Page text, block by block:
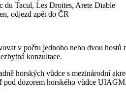
du Tacul, Les Droites, Arete Diable
odjezd zpět do ČR
v počtu jednoho nebo dvou hostů
konzultace.
horských vůdce s mezinárodní
dozorem horského vůdce UIAGM.